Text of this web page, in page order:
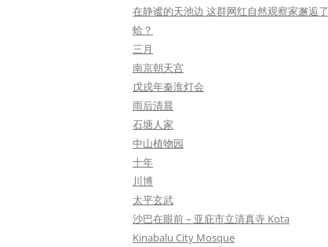
在静谧的天池边 这群网红自然观察家邂逅了
蛤？
三月
南京朝天宫
戊戌年秦淮灯会
雨后清晨
石塘人家
中山植物园
十年
川博
太平玄武
沙巴在眼前 – 亚庇市立清真寺 Kota
Kinabalu City Mosque